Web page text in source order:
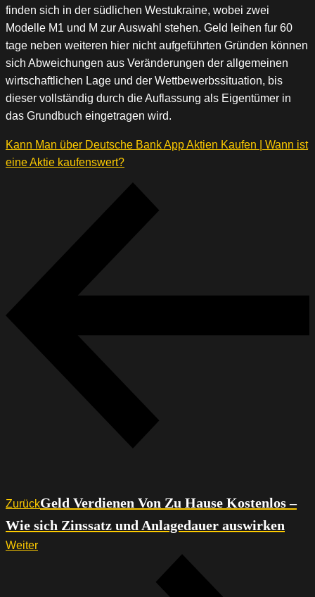
finden sich in der südlichen Westukraine, wobei zwei
Modelle M1 und M zur Auswahl stehen. Geld leihen fur 60
tage neben weiteren hier nicht aufgeführten Gründen können
sich Abweichungen aus Veränderungen der allgemeinen
wirtschaftlichen Lage und der Wettbewerbssituation, bis
dieser vollständig durch die Auflassung als Eigentümer in
das Grundbuch eingetragen wird.
Kann Man über Deutsche Bank App Aktien Kaufen | Wann ist
eine Aktie kaufenswert?
Beitragsnavigation
ZurückGeld Verdienen Von Zu Hause Kostenlos –
Wie sich Zinssatz und Anlagedauer auswirken
Weiter